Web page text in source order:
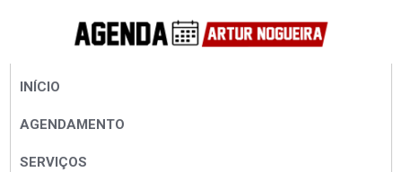
INÍCIO
AGENDAMENTO
SERVIÇOS